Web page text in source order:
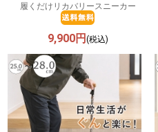
履くだけリカバリースニーカー
9,900円(税込)